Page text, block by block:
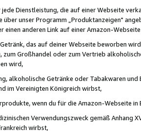
Dienstleistung, die auf einer Webseite
über unser Programm „Produktanzeigen"
einen anderen Link auf einer Amazon-
das auf deiner Webseite beworben
zum Großhandel oder zum Vertrieb
wird,
alkoholische Getränke oder Tabakwaren
im Vereinigten Königreich wirbst,
wenn du für die Amazon-Webseite in
Verwendungszweck gemäß Anhang
wirbst,